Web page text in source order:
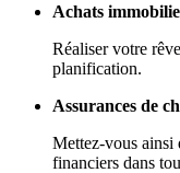
Achats
Réaliser votre
planification.
Assurances de
Mettez-vous ainsi
financiers dans